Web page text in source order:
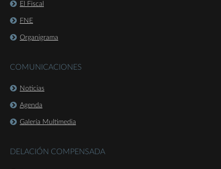
El Fiscal
FNE
Organigrama
COMUNICACIONES
Noticias
Agenda
Galería Multimedia
DELACIÓN COMPENSADA